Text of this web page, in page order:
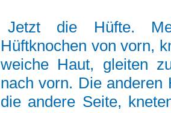
Jetzt die Hüfte.
Hüftknochen von vorn,
weiche Haut, gleiten
nach vorn. Die anderen
die andere Seite,